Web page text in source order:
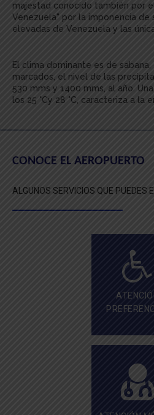
majestad conocido también por
Venezuela" por la imponencia de
elevadas de Venezuela y las
El clima dominante es de
marcados, el nivel de las
530 mms y 1400 mms, al año.
los 25 °Cy 28 °C, caracteriza a la
CONOCE EL AEROPUERTO
ALGUNOS SERVICIOS QUE PUEDES